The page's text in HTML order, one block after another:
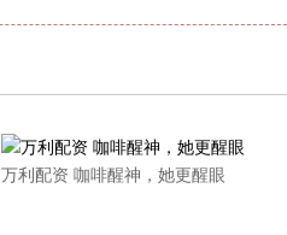
万利配资 咖啡醒神，她更醒眼